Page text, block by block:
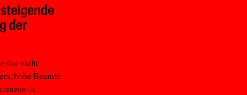
der
das nicht
hohe Beamte
in